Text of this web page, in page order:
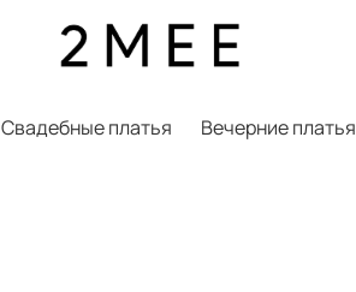
Свадебные платья Вечерние платья